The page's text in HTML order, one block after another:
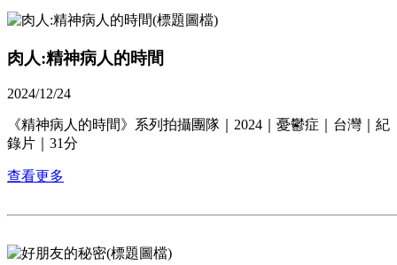
肉人:精神病人的時間
2024/12/24
《精神病人的時間》系列拍攝團隊｜2024｜憂鬱症｜台灣｜紀
錄片｜31分
查看更多